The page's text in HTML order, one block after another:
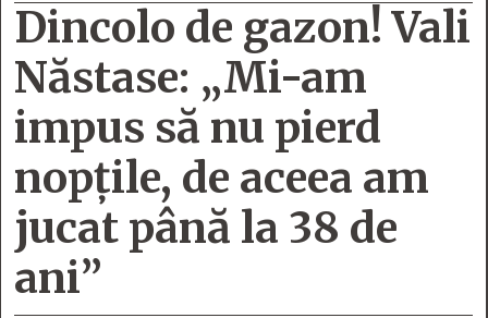
Dincolo de gazon! Vali
Năstase: „Mi-am
impus să nu pierd
nopţile, de aceea am
jucat până la 38 de
ani”